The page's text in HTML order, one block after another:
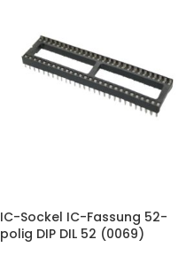
IC-Sockel IC-Fassung 52-
polig DIP DIL 52 (0069)